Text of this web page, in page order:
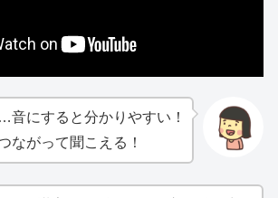
音にすると分かりやすい！
ながって聞こえる！